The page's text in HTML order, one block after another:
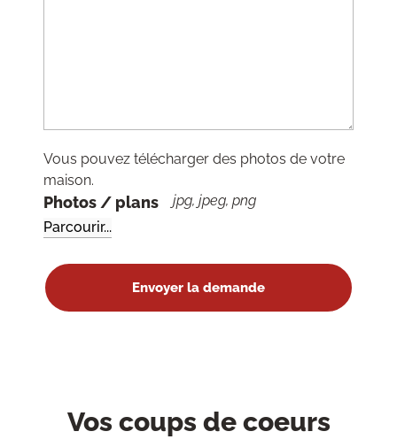
Vous pouvez télécharger des photos de votre
maison.
Photos / plans jpg, jpeg, png
Vos coups de coeurs